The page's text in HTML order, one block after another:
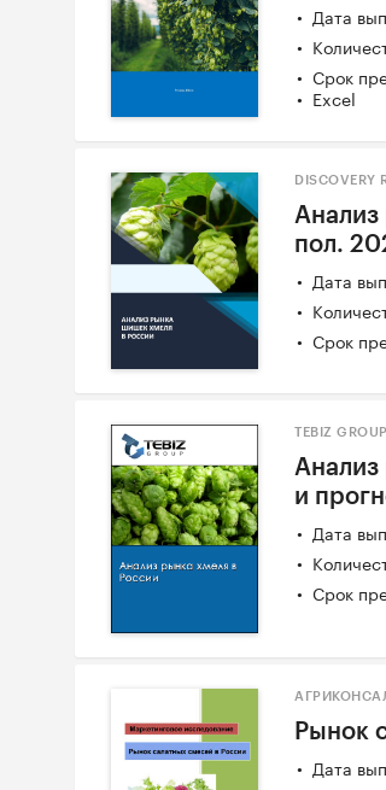
Дата
Срок
Excel
DISCOVERY
Анализ
пол.
Дата
Срок
TEBIZ GROUP
Анализ
и
Дата
Срок
Рынок
Дата